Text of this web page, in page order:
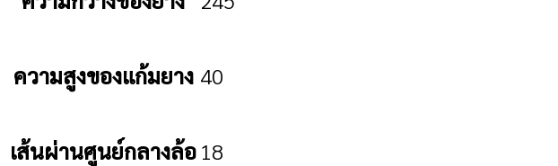
ความสูงของแก้มยาง 40
เส้นผ่านศูนย์กลางล้อ18